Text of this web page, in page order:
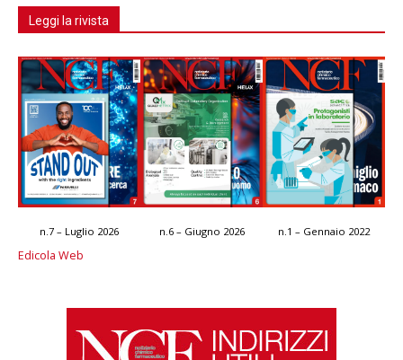
Leggi la rivista
n.7 – Luglio 2026 n.6 – Giugno 2026 n.1 – Gennaio 2022
Edicola Web